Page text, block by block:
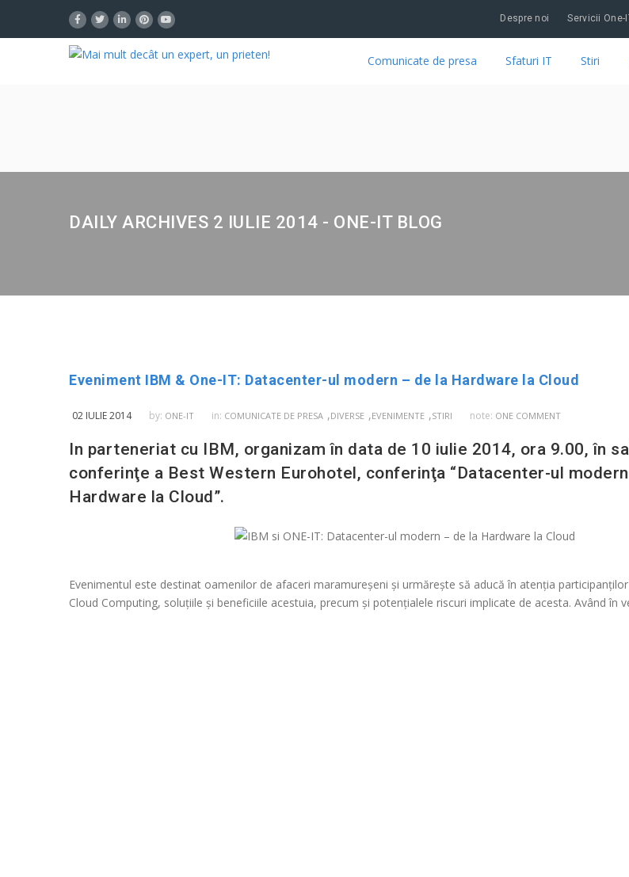
Despre noi Servicii One-
Comunicate de presa Sfaturi IT Stiri
DAILY ARCHIVES 2 IULIE 2014 - ONE-IT BLOG
Eveniment IBM & One-IT: Datacenter-ul modern – de la Hardware la Cloud
02 IULIE 2014 by: ONE-IT in: COMUNICATE DE PRESA ,DIVERSE ,EVENIMENTE ,STIRI note: ONE COMMENT
In parteneriat cu IBM, organizam în data de 10 iulie 2014, ora 9.00, în
conferinţe a Best Western Eurohotel, conferinţa “Datacenter-ul
Hardware la Cloud”.
Evenimentul este destinat oamenilor de afaceri maramureşeni şi urmăreşte să aducă în atenţia
Cloud Computing, soluţiile şi beneficiile acestuia, precum şi potenţialele riscuri implicate de acesta. Având în